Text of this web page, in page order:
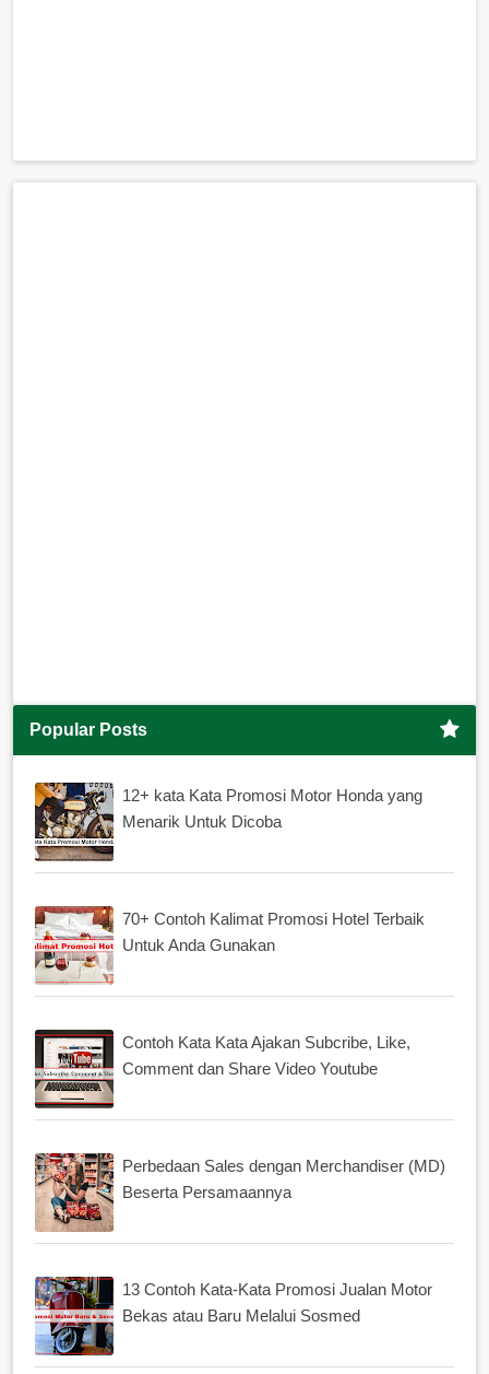
Popular Posts
12+ kata Kata Promosi Motor Honda yang
Menarik Untuk Dicoba
70+ Contoh Kalimat Promosi Hotel Terbaik
Untuk Anda Gunakan
Contoh Kata Kata Ajakan Subcribe, Like,
Comment dan Share Video Youtube
Perbedaan Sales dengan Merchandiser (MD)
Beserta Persamaannya
13 Contoh Kata-Kata Promosi Jualan Motor
Bekas atau Baru Melalui Sosmed